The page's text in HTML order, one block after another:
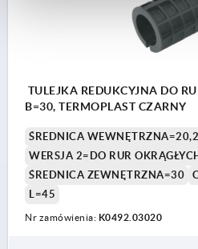
TULEJKA REDUKCYJNA DO
B=30, TERMOPLAST CZARNY
ŚREDNICA
WERSJA 2=DO RUR
ŚREDNICA ZEWNĘTRZNA=30
L=45
Nr zamówienia: K0492.03020